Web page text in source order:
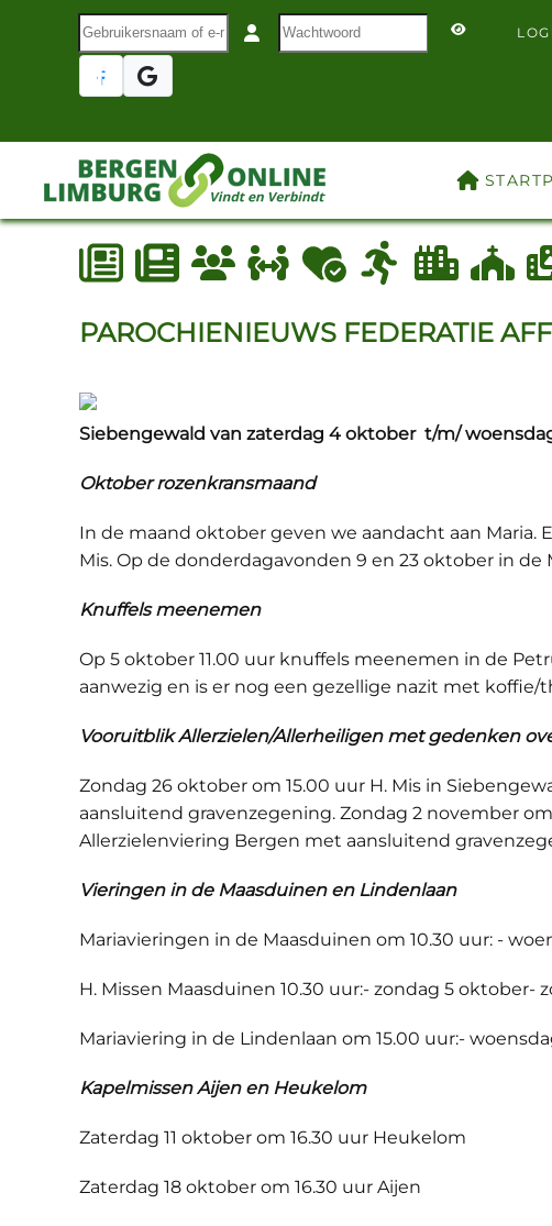
Terug naar hoofdinhoud
Gebruikersnaam of e-mail
PAROCHIENIEUWS FEDERATIE
Siebengewald van zaterdag 4 oktober t/m/
Oktober rozenkransmaand
In de maand oktober geven we aandacht aan Maria.
Mis. Op de donderdagavonden 9 en 23 oktober in
Knuffels meenemen
Op 5 oktober 11.00 uur knuffels meenemen in de
aanwezig en is er nog een gezellige nazit met koffie/
Vooruitblik Allerzielen/Allerheiligen met gedenken
Zondag 26 oktober om 15.00 uur H. Mis in
aansluitend gravenzegening. Zondag 2 november
Allerzielenviering Bergen met aansluitend
Vieringen in de Maasduinen en Lindenlaan
Mariavieringen in de Maasduinen om 10.30 uur: -
H. Missen Maasduinen 10.30 uur:- zondag 5 oktober-
Mariaviering in de Lindenlaan om 15.00 uur:-
Kapelmissen Aijen en Heukelom
Zaterdag 11 oktober om 16.30 uur Heukelom
Zaterdag 18 oktober om 16.30 uur Aijen